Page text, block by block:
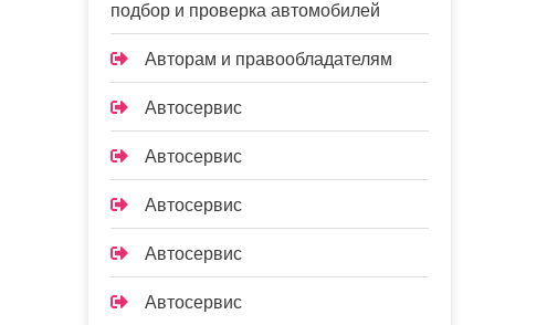
подбор и проверка автомобилей
Авторам и правообладателям
Автосервис
Автосервис
Автосервис
Автосервис
Автосервис